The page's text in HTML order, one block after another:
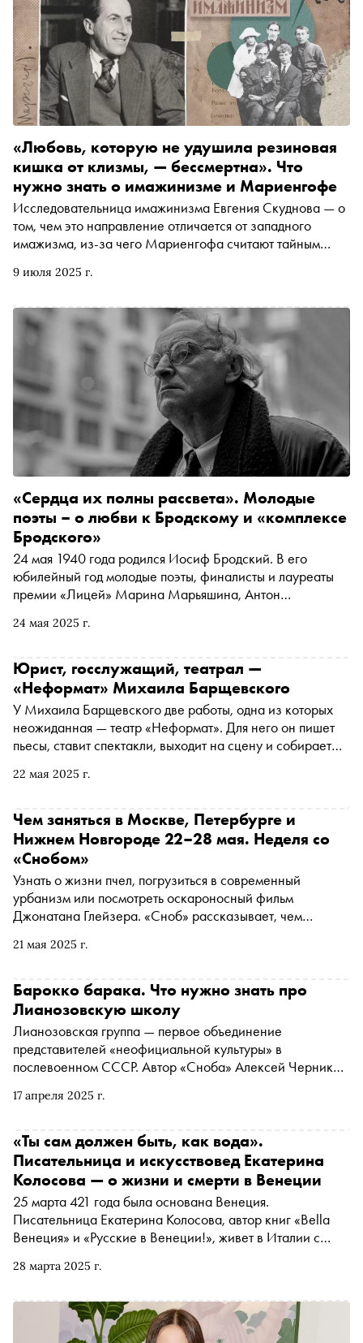
9 июля 2025 г.
«Любовь, которую не удушила резиновая
кишка от клизмы, — бессмертна». Что
нужно знать о имажинизме и Мариенгофе
Исследовательница имажинизма Евгения Скуднова — о
том, чем это направление отличается от западного
имажизма, из-за чего Мариенгофа считают тайным
называл его роман «Циники» лучшим в русской
24 мая 2025 г.
«Сердца их полны рассвета». Молодые
поэты – о любви к Бродскому и «комплексе
Бродского»
24 мая 1940 года родился Иосиф Бродский. В его
юбилейный год молодые поэты, финалисты и лауреаты
премии «Лицей» Марина Марьяшина, Антон
Ушканов рассказали «Снобу» о том, как Иосиф
«комплексу Бродского»
22 мая 2025 г.
Юрист, госслужащий, театрал —
«Неформат» Михаила Барщевского
У Михаила Барщевского две работы, одна из которых
неожиданная — театр «Неформат». Для него он пишет
пьесы, ставит спектакли, выходит на сцену и собирает
«Неформата» раскрыл имя родоначальника
анекдот, объяснил, почему не ставит уже написанную
пьесу про любовь русского и украинки,
неполиткорректно высказался о тех, кто переиначивает
старые пьесы на современный лад, признался, что ему
«не заходят» Достоевский, Бродский и даже Чехов, а
еще говорил о Сталине, Высоцком, смерти и атеизме
21 мая 2025 г.
Чем заняться в Москве, Петербурге и
Нижнем Новгороде 22–28 мая. Неделя со
«Снобом»
Узнать о жизни пчел, погрузиться в современный
урбанизм или посмотреть оскароносный фильм
Джонатана Глейзера. «Сноб» рассказывает, чем
17 апреля 2025 г.
Барокко барака. Что нужно знать про
Лианозовскую школу
Лианозовская группа — первое объединение
представителей «неофициальной культуры» в
послевоенном СССР. Автор «Сноба» Алексей Черников
оттепель» в Центре Вознесенского, побеседовали о том,
ушли в народ, как эти авторы освобождали язык от
идеологии, в чем ленинградский поэтический
андеграунд сходился и расходился с московским и
правда ли, что русская поэзия боится конкретности и
физиологичности
28 марта 2025 г.
«Ты сам должен быть, как вода».
Писательница и искусствовед Екатерина
Колосова — о жизни и смерти в Венеции
25 марта 421 года была основана Венеция.
Писательница Екатерина Колосова, автор книг «Bella
Венеция» и «Русские в Венеции!», живет в Италии с
назвать Петербург пародией на Венецию, а русскую
почему центр Ренессанса стал ассоциироваться с
гнилью, упадком и смертью, что способно переродить